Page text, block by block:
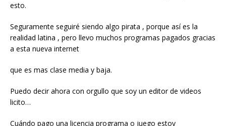
esto.
Seguramente seguiré siendo algo pirata , porque así es la
realidad latina , pero llevo muchos programas pagados gracias
a esta nueva internet
que es mas clase media y baja.
Puedo decir ahora con orgullo que soy un editor de videos
licito…
Cuándo pago una licencia programa o juego estoy